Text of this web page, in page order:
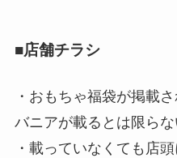
■店舗チラシ
・おもちゃ福袋が掲載
バニアが載るとは限らな
・載っていなくても店